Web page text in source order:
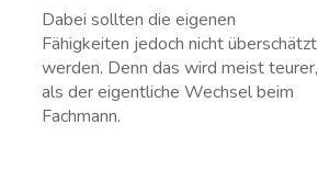
Dabei sollten die eigenen
Fähigkeiten jedoch nicht überschätzt
werden. Denn das wird meist teurer,
als der eigentliche Wechsel beim
Fachmann.